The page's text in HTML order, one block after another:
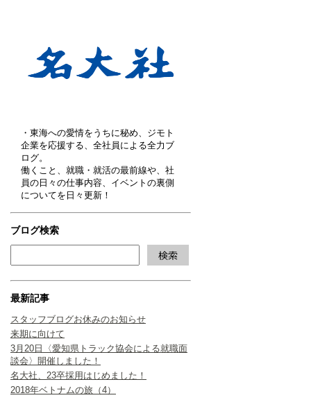
・東海への愛情をうちに秘め、ジモト
企業を応援する、全社員による全力ブ
ログ。
働くこと、就職・就活の最前線や、社
員の日々の仕事内容、イベントの裏側
についてを日々更新！
ブログ検索
最新記事
スタッフブログお休みのお知らせ
来期に向けて
3月20日〈愛知県トラック協会による就職面
談会〉開催しました！
名大社、23卒採用はじめました！
2018年ベトナムの旅（4）